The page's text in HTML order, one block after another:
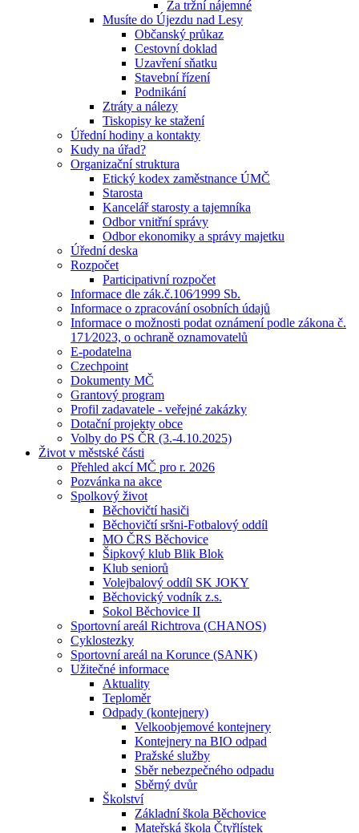
Za tržní nájemné
Musíte do Újezdu nad Lesy
Občanský průkaz
Cestovní doklad
Uzavření sňatku
Stavební řízení
Podnikání
Ztráty a nálezy
Tiskopisy ke stažení
Úřední hodiny a kontakty
Kudy na úřad?
Organizační struktura
Etický kodex zaměstnance ÚMČ
Starosta
Kancelář starosty a tajemníka
Odbor vnitřní správy
Odbor ekonomiky a správy majetku
Úřední deska
Rozpočet
Participativní rozpočet
Informace dle zák.č.106⁄1999 Sb.
Informace o zpracování osobních údajů
Informace o možnosti podat oznámení podle zákona č.
171⁄2023, o ochraně oznamovatelů
E-podatelna
Czechpoint
Dokumenty MČ
Grantový program
Profil zadavatele - veřejné zakázky
Dotační projekty obce
Volby do PS ČR (3.-4.10.2025)
Život v městské části
Přehled akcí MČ pro r. 2026
Pozvánka na akce
Spolkový život
Běchovičtí hasiči
Běchovičtí sršni-Fotbalový oddíl
MO ČRS Běchovice
Šipkový klub Blik Blok
Klub seniorů
Volejbalový oddíl SK JOKY
Běchovický vodník z.s.
Sokol Běchovice II
Sportovní areál Richtrova (CHANOS)
Cyklostezky
Sportovní areál na Korunce (SANK)
Užitečné informace
Aktuality
Teploměr
Odpady (kontejnery)
Velkoobjemové kontejnery
Kontejnery na BIO odpad
Pražské služby
Sběr nebezpečného odpadu
Sběrný dvůr
Školství
Základní škola Běchovice
Mateřská škola Čtyřlístek